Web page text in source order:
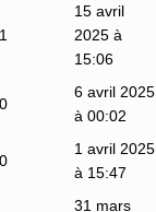
1
15 avril
2025 à
15:06
0
6 avril 2025
à 00:02
0
1 avril 2025
à 15:47
31 mars